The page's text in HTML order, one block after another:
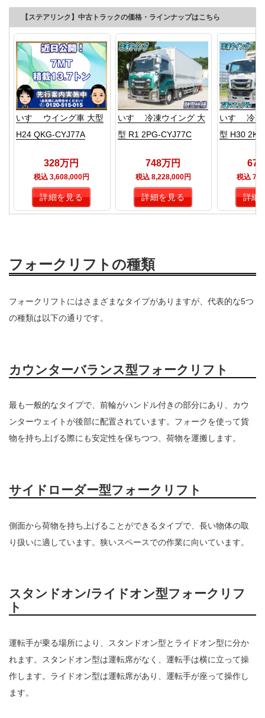
【ステアリンク】中古トラックの価格・ラインナップはこちら
いすゞ ウイング車 大型
H24 QKG-CYJ77A
328万円
税込 3,608,000円
詳細を見る
いすゞ 冷凍ウイング 大
型 R1 2PG-CYJ77C
748万円
税込 8,228,000円
詳細を見る
いすゞ 冷
型 H30
678
税込
詳細
フォークリフトの種類
フォークリフトにはさまざまなタイプがありますが、代表的な5つ
の種類は以下の通りです。
カウンターバランス型フォークリフト
最も一般的なタイプで、前輪がハンドル付きの部分にあり、カウ
ンターウェイトが後部に配置されています。フォークを使って貨
物を持ち上げる際にも安定性を保ちつつ、荷物を運搬します。
サイドローダー型フォークリフト
側面から荷物を持ち上げることができるタイプで、長い物体の取
り扱いに適しています。狭いスペースでの作業に向いています。
スタンドオン/ライドオン型フォークリフ
ト
運転手が乗る場所により、スタンドオン型とライドオン型に分か
れます。スタンドオン型は運転席がなく、運転手は横に立って操
作します。ライドオン型は運転席があり、運転手が座って操作し
ます。